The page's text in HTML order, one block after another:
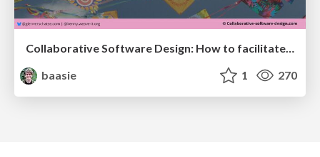
Collaborative Software Design: How to facilitate domain modelling decisions
baasie
1 270